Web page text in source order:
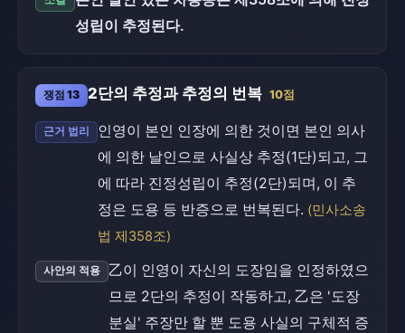
성립이 추정된다.
쟁점 13 2단의 추정과 추정의 번복 10점
근거 법리
인영이 본인 인장에 의한 것이면 본인 의사
에 의한 날인으로 사실상 추정(1단)되고, 그
에 따라 진정성립이 추정(2단)되며, 이 추
정은 도용 등 반증으로 번복된다. (민사소송
법 제358조)
사안의 적용
乙이 인영이 자신의 도장임을 인정하였으
므로 2단의 추정이 작동하고, 乙은 '도장
분실' 주장만 할 뿐 도용 사실의 구체적 증